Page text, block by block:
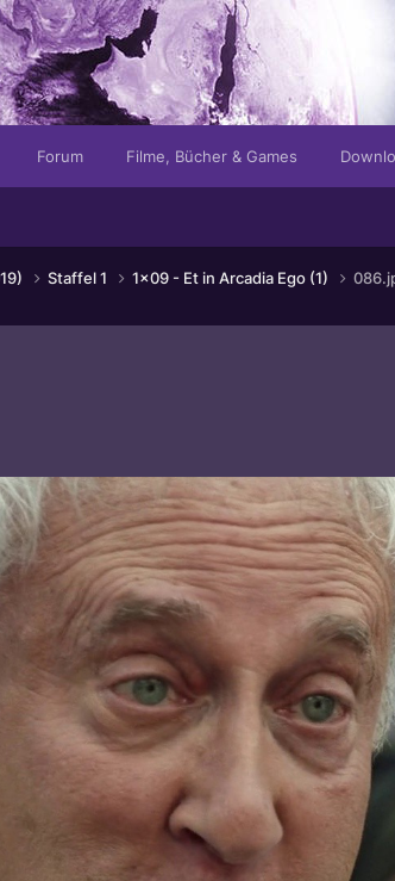
Forum Filme, Bücher & Games
Staffel 1 1x09 - Et in Arcadia Ego (1)